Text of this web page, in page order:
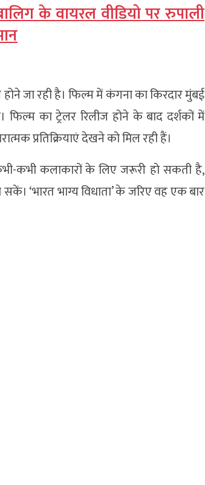
के वायरल वीडियो पर रुपाली
होने जा रही है। फिल्म में कंगना का किरदार मुंबई
का ट्रेलर रिलीज होने के बाद दर्शकों में
प्रतिक्रियाएं देखने को मिल रही हैं।
कभी कलाकारों के लिए जरूरी हो सकती है,
‘भारत भाग्य विधाता’ के जरिए वह एक बार